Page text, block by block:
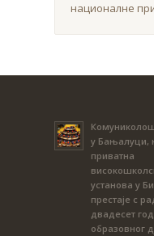
националне
у Бањалуци,
приватна
установа у
престаје с
двадесет
образовног